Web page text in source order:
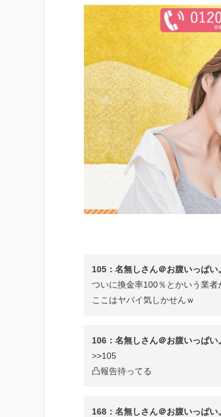
105：名無しさん＠お腹いっぱ
ついに換金率100％とかいう業
ここはヤバイ気しかせんｗ
106：名無しさん＠お腹いっぱ
>>105
凸報告待ってる
168：名無しさん＠お腹いっぱ